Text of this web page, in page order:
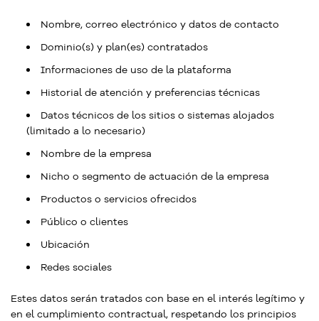
Nombre, correo electrónico y datos de contacto
Dominio(s) y plan(es) contratados
Informaciones de uso de la plataforma
Historial de atención y preferencias técnicas
Datos técnicos de los sitios o sistemas alojados
(limitado a lo necesario)
Nombre de la empresa
Nicho o segmento de actuación de la empresa
Productos o servicios ofrecidos
Público o clientes
Ubicación
Redes sociales
Estes datos serán tratados con base en el interés legítimo y
en el cumplimiento contractual, respetando los principios